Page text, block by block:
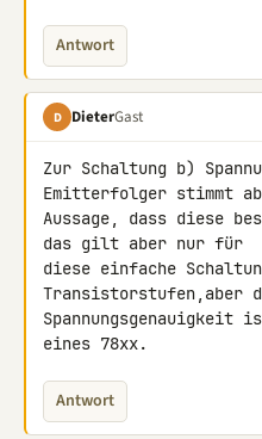
Antwort
D DieterGast
Zur Schaltung b)
Emitterfolger stimmt
Aussage, dass diese
das gilt aber nur für
diese einfache
Transistorstufen,aber
eines 78xx.
Antwort